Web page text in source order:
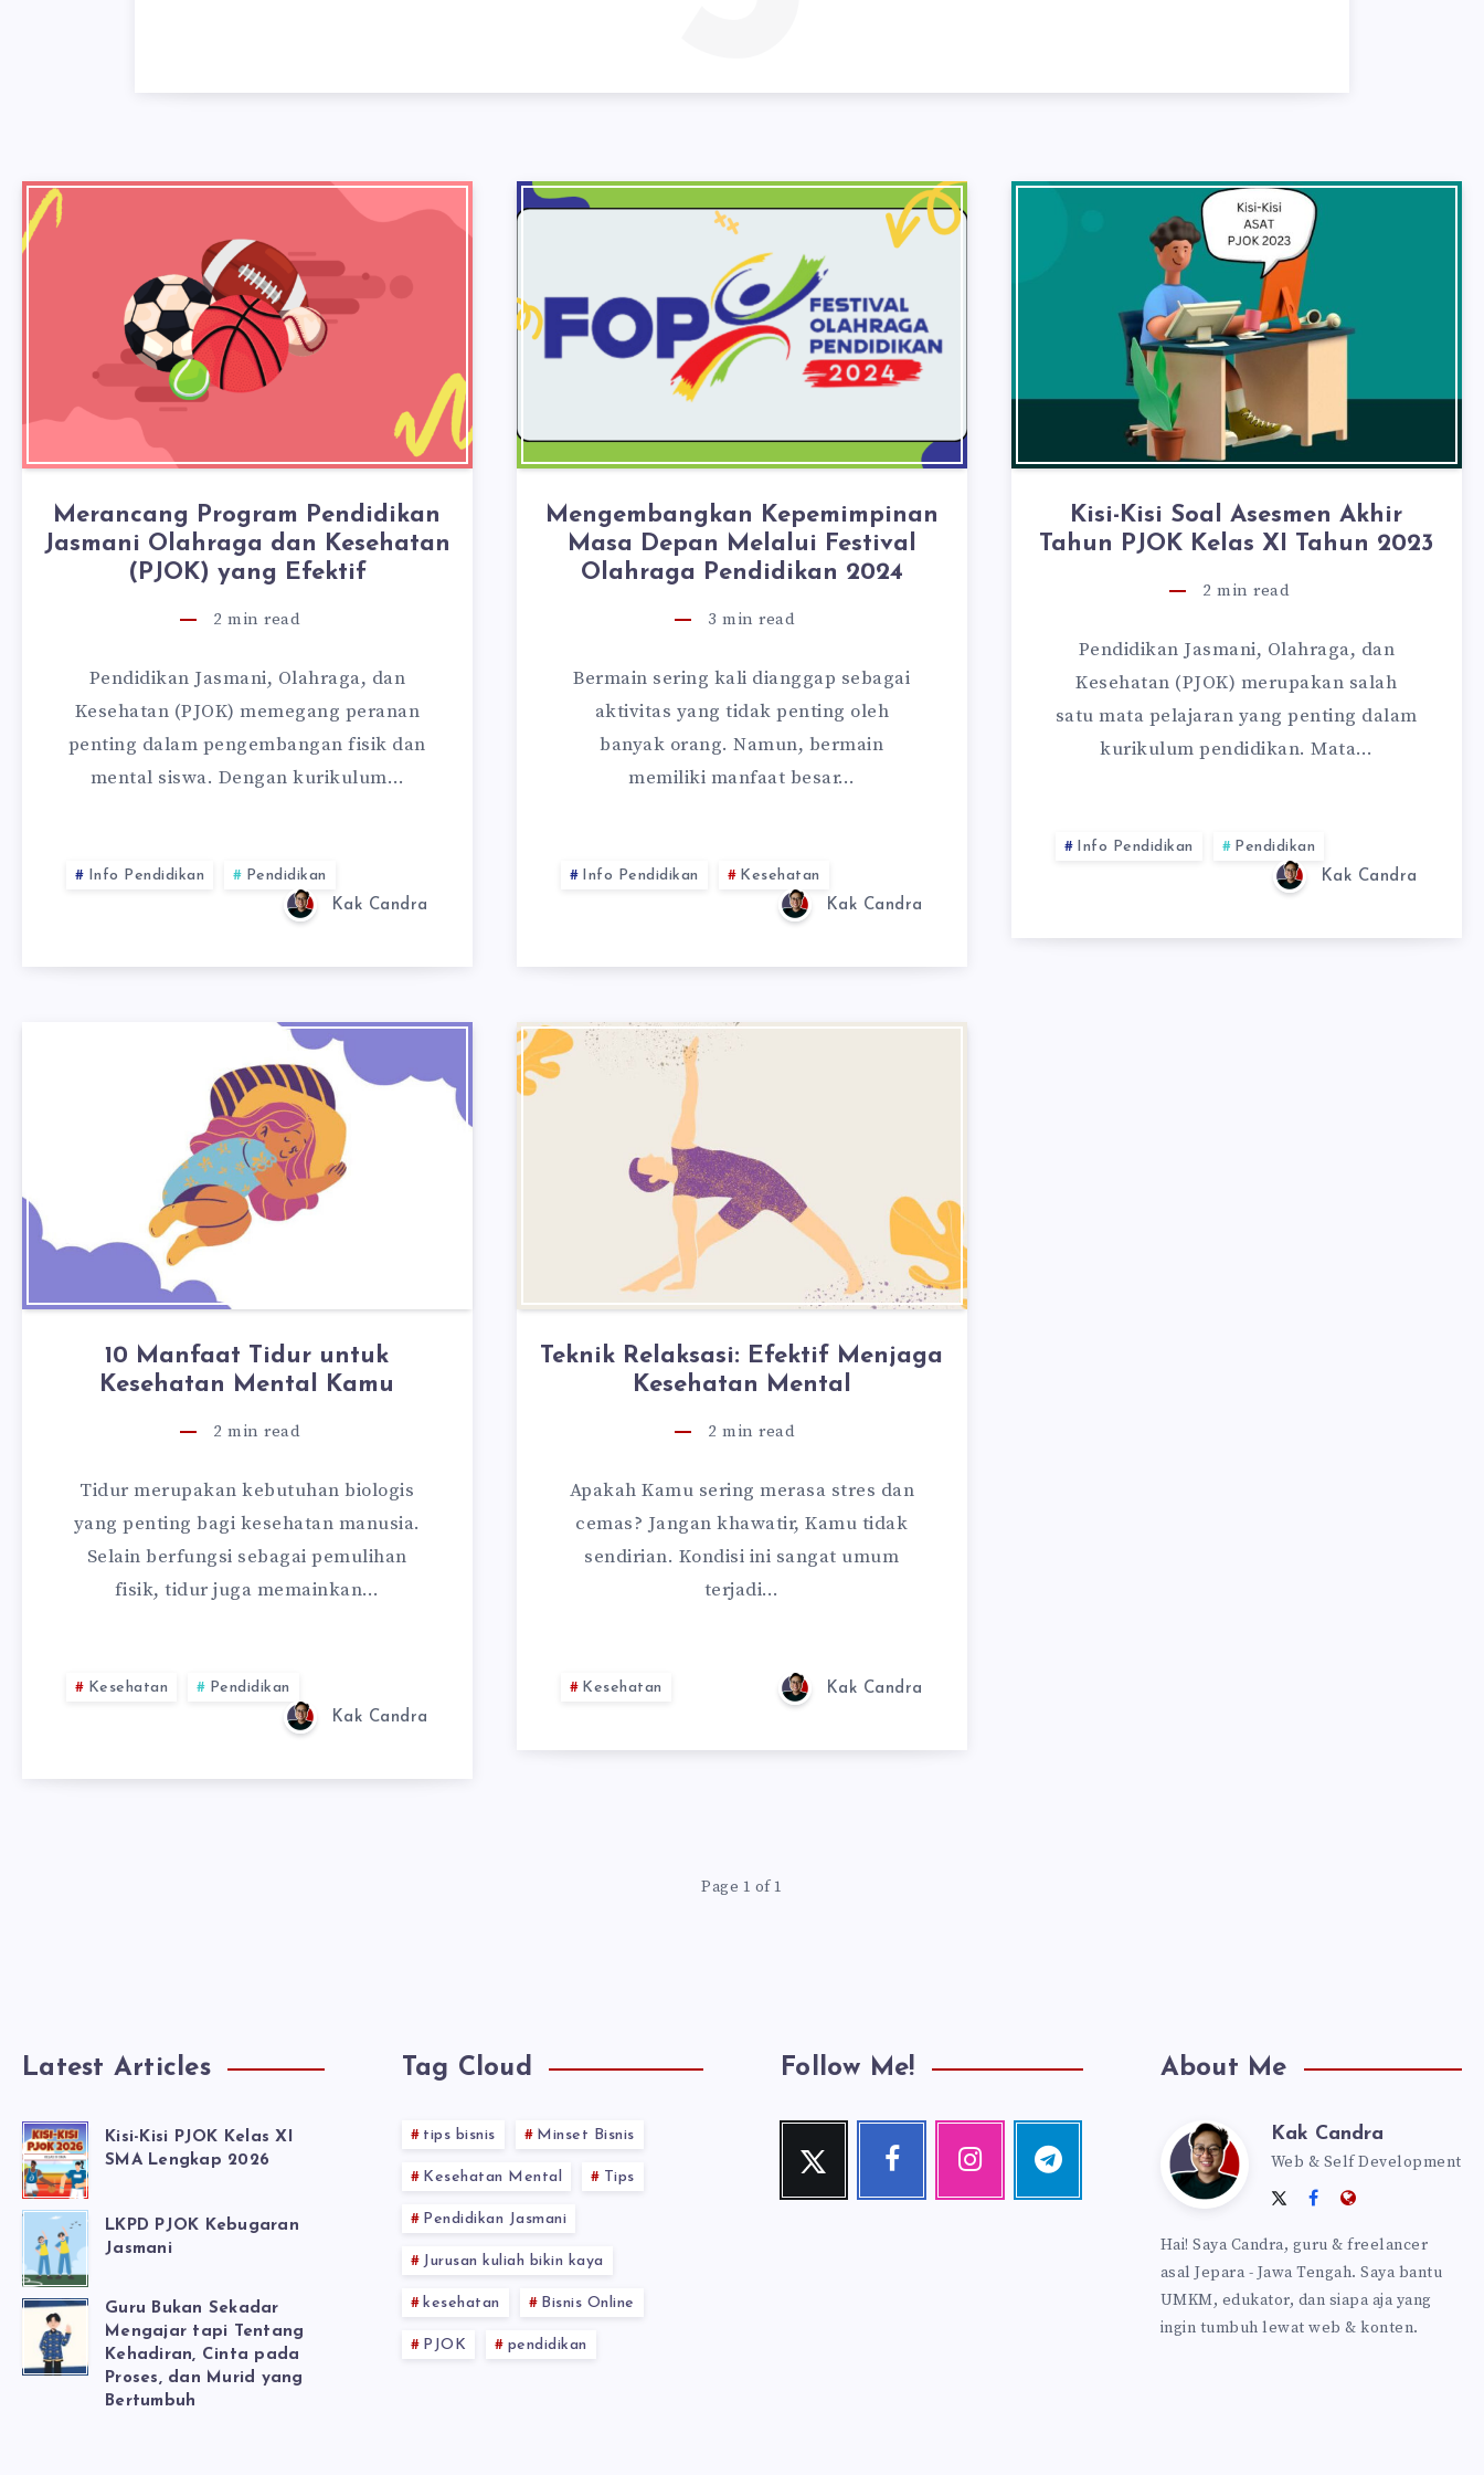
Merancang Program Pendidikan
Jasmani Olahraga dan Kesehatan
(PJOK) yang Efektif
2 min read
Pendidikan Jasmani, Olahraga, dan
Kesehatan (PJOK) memegang peranan
penting dalam pengembangan fisik dan
mental siswa. Dengan kurikulum…
Info Pendidikan
Pendidikan
Kak Candra
Mengembangkan Kepemimpinan
Masa Depan Melalui Festival
Olahraga Pendidikan 2024
3 min read
Bermain sering kali dianggap sebagai
aktivitas yang tidak penting oleh
banyak orang. Namun, bermain
memiliki manfaat besar…
Info Pendidikan
Kesehatan
Kak Candra
Kisi-Kisi Soal Asesmen Akhir
Tahun PJOK Kelas XI Tahun 2023
2 min read
Pendidikan Jasmani, Olahraga, dan
Kesehatan (PJOK) merupakan salah
satu mata pelajaran yang penting dalam
kurikulum pendidikan. Mata…
Info Pendidikan
Pendidikan
Kak Candra
10 Manfaat Tidur untuk
Kesehatan Mental Kamu
2 min read
Tidur merupakan kebutuhan biologis
yang penting bagi kesehatan manusia.
Selain berfungsi sebagai pemulihan
fisik, tidur juga memainkan…
Kesehatan
Pendidikan
Kak Candra
Teknik Relaksasi: Efektif Menjaga
Kesehatan Mental
2 min read
Apakah Kamu sering merasa stres dan
cemas? Jangan khawatir, Kamu tidak
sendirian. Kondisi ini sangat umum
terjadi…
Kesehatan Kak Candra
Page 1 of 1
Latest Articles
Kisi-Kisi PJOK Kelas XI
SMA Lengkap 2026
LKPD PJOK Kebugaran
Jasmani
Guru Bukan Sekadar
Mengajar tapi Tentang
Kehadiran, Cinta pada
Proses, dan Murid yang
Bertumbuh
Tag Cloud
tips bisnis Minset Bisnis
Kesehatan Mental Tips
Pendidikan Jasmani
Jurusan kuliah bikin kaya
kesehatan Bisnis Online
PJOK pendidikan
Follow Me!
Twitter
Follow
Facebook
Follow
Instagram
Our
Telegram
Follow
About Me
Kak
Candra
Kak Candra
Web & Self Development
Follow
on
Twitter
Follow
Facebook
Website:
Hai! Saya Candra, guru & freelancer
asal Jepara - Jawa Tengah. Saya bantu
UMKM, edukator, dan siapa aja yang
ingin tumbuh lewat web & konten.